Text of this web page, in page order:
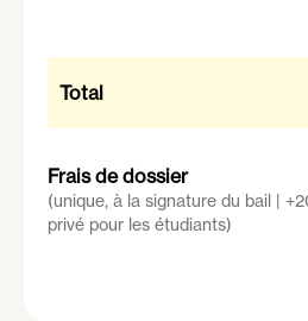
Total
Frais de dossier
(unique, à la signature du bail |
privé pour les étudiants)